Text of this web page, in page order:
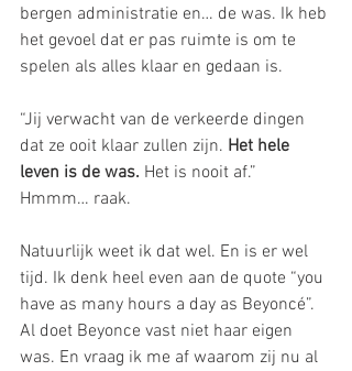
bergen administratie en… de was. Ik heb
het gevoel dat er pas ruimte is om te
spelen als alles klaar en gedaan is.
“Jij verwacht van de verkeerde dingen
dat ze ooit klaar zullen zijn. Het hele
leven is de was. Het is nooit af.”
Hmmm… raak.
Natuurlijk weet ik dat wel. En is er wel
tijd. Ik denk heel even aan de quote “you
have as many hours a day as Beyoncé”.
Al doet Beyonce vast niet haar eigen
was. En vraag ik me af waarom zij nu al